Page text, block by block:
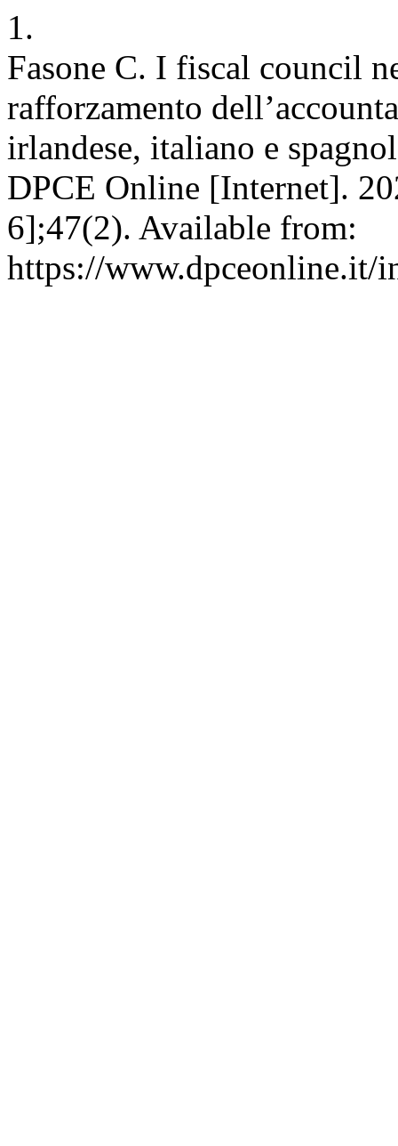
1.
Fasone C. I fiscal council
rafforzamento
irlandese, italiano e
DPCE Online [Internet].
6];47(2). Available from:
https://www.dpceonline.it/